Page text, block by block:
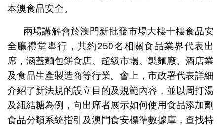
本澳食品安全。
兩場講解會於澳門新批發市場大樓十樓食品安
全廳禮堂舉行，共約250名相關食品業界代表出
席，涵蓋麵包餅食店、超級市場、製麵廠、酒店業
及食品生產製造商等行業。會上，市政署代表詳細
介紹了新法規的設立目的及規範內容，並以周打湯
及紐結糖為例，向出席者展示如何使用食品添加劑
食品分類系統指引及澳門食安標準數據庫，查找特